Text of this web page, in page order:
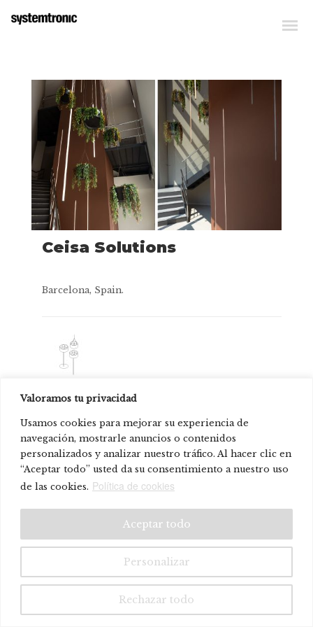
Valoramos tu privacidad
Usamos cookies para mejorar su experiencia de
navegación, mostrarle anuncios o contenidos
personalizados y analizar nuestro tráfico. Al hacer clic en
“Aceptar todo” usted da su consentimiento a nuestro uso
de las cookies. Política de cookies
Personalizar
Rechazar todo
Aceptar todo
Ceisa Solutions
Barcelona, Spain.